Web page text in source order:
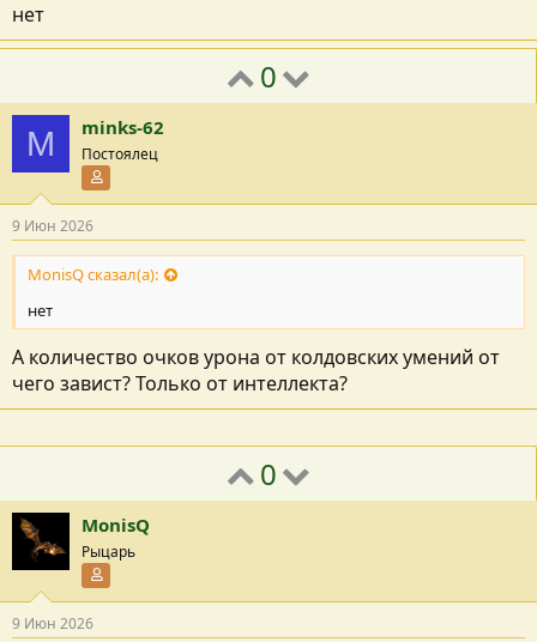
нет
0
M minks-62
Постоялец
9 Июн 2026
MonisQ сказал(а):
нет
А количество очков урона от колдовских умений от
чего завист? Только от интеллекта?
0
MonisQ
Рыцарь
9 Июн 2026